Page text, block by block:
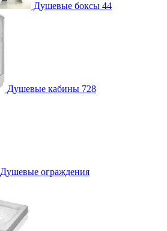
Душевые боксы 44
Душевые кабины 728
Душевые ограждения